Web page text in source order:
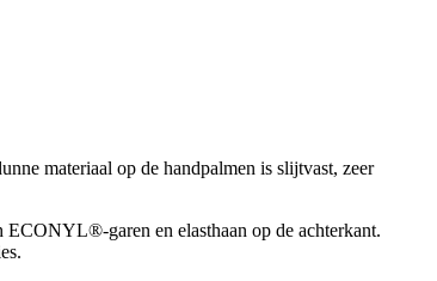
materiaal op de handpalmen is slijtvast, zeer
garen en elasthaan op de achterkant.